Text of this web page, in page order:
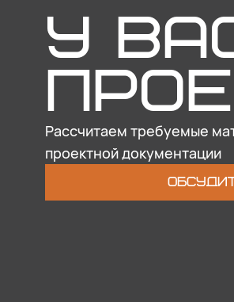
У
Рассчитаем требуемые
проектной документации